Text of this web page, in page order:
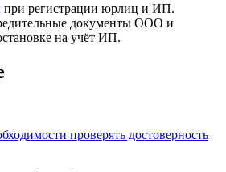
при регистрации юрлиц и ИП.
документы ООО и
на учёт ИП.
проверять достоверность